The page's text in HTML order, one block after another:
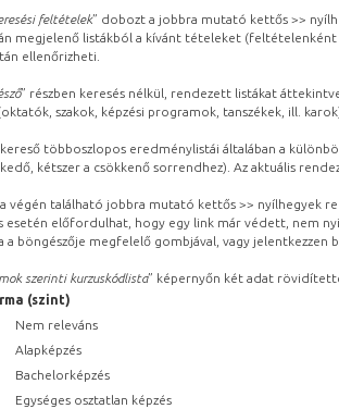
feltételek” dobozt a jobbra mutató kettős >>
megjelenő listákból a kívánt tételeket (feltételenként
ellenőrizheti.
” részben keresés nélkül, rendezett listákat
szakok, képzési programok, tanszékek, ill.
kereső többoszlopos eredménylistái általában a
kétszer a csökkenő sorrendhez). Az aktuális
végén található jobbra mutató kettős >> nyílhegyek
esetén előfordulhat, hogy egy link már védett, nem
a böngészője megfelelő gombjával, vagy
szerinti kurzuskódlista” képernyőn két adat
(szint)
Nem releváns
Alapképzés
Bachelorképzés
Egységes osztatlan képzés